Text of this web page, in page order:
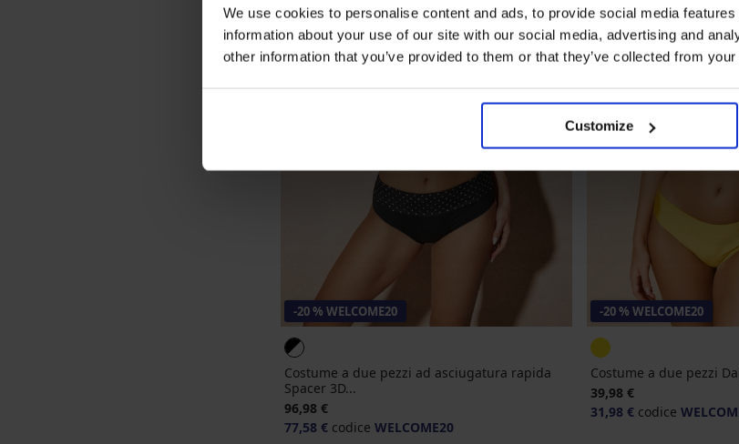
We use cookies to personalise content and ads, to provide social media
information about your use of our site with our social media, advertising and
other information that you’ve provided to them or that they’ve collected from
Customize
-20 % WELCOME20
Costume a due pezzi ad asciugatura rapida
Spacer 3D...
96,98 €
77,58 € codice WELCOME20
-20 % WELCOME20
Costume a due pezzi
39,98 €
31,98 €codice